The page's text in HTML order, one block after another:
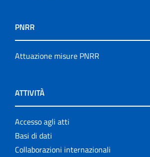
PNRR
Attuazione misure PNRR
ATTIVITÀ
Accesso agli atti
Basi di dati
Collaborazioni internazionali